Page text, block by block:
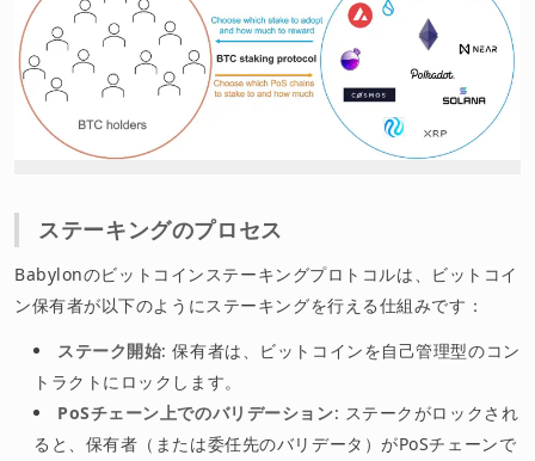
ステーキングのプロセス
Babylonのビットコインステーキングプロトコルは、ビットコイ
ン保有者が以下のようにステーキングを行える仕組みです：
ステーク開始: 保有者は、ビットコインを自己管理型のコン
トラクトにロックします。
PoSチェーン上でのバリデーション: ステークがロックされ
ると、保有者（または委任先のバリデータ）がPoSチェーンで